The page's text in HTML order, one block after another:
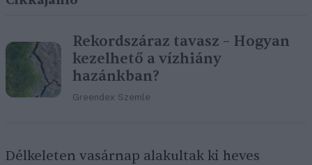
Rekordszáraz tavasz – Hogyan
kezelhető a vízhiány
hazánkban?
Greendex Szemle
Délkeleten vasárnap alakultak ki heves